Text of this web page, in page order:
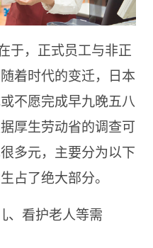
于，正式员工与非正
着时代的变迁，日本
不愿完成早九晚五八
厚生劳动省的调查可
多元，主要分为以下
占了绝大部分。
、看护老人等需